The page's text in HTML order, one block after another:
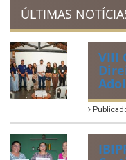
ÚLTIMAS
VIII